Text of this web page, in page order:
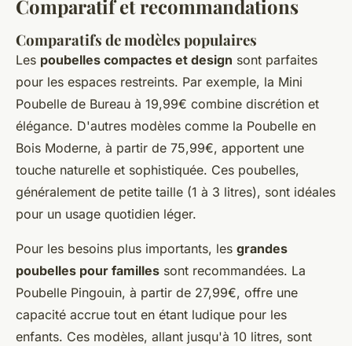
Comparatif et recommandations
Comparatifs de modèles populaires
Les poubelles compactes et design sont parfaites
pour les espaces restreints. Par exemple, la Mini
Poubelle de Bureau à 19,99€ combine discrétion et
élégance. D'autres modèles comme la Poubelle en
Bois Moderne, à partir de 75,99€, apportent une
touche naturelle et sophistiquée. Ces poubelles,
généralement de petite taille (1 à 3 litres), sont idéales
pour un usage quotidien léger.
Pour les besoins plus importants, les grandes
poubelles pour familles sont recommandées. La
Poubelle Pingouin, à partir de 27,99€, offre une
capacité accrue tout en étant ludique pour les
enfants. Ces modèles, allant jusqu'à 10 litres, sont